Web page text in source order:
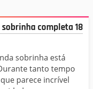
completa 18
sobrinha está
tanto tempo
parece incrível